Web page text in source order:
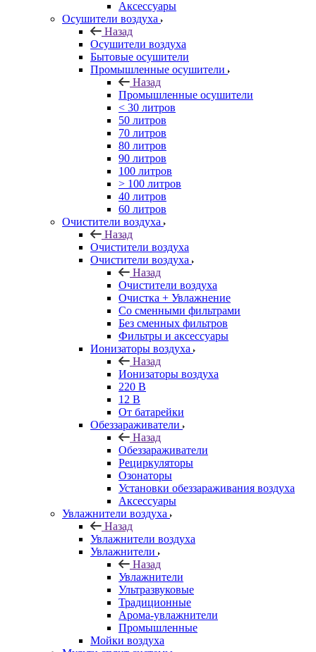
Аксессуары
Осушители воздуха
Назад
Осушители воздуха
Бытовые осушители
Промышленные осушители
Назад
Промышленные осушители
< 30 литров
50 литров
70 литров
80 литров
90 литров
100 литров
> 100 литров
40 литров
60 литров
Очистители воздуха
Назад
Очистители воздуха
Очистители воздуха
Назад
Очистители воздуха
Очистка + Увлажнение
Cо сменными фильтрами
Без сменных фильтров
Фильтры и аксессуары
Ионизаторы воздуха
Назад
Ионизаторы воздуха
220 В
12 В
От батарейки
Обеззараживатели
Назад
Обеззараживатели
Рециркуляторы
Озонаторы
Установки обеззараживания воздуха
Аксессуары
Увлажнители воздуха
Назад
Увлажнители воздуха
Увлажнители
Назад
Увлажнители
Ультразвуковые
Традиционные
Арома-увлажнители
Промышленные
Мойки воздуха